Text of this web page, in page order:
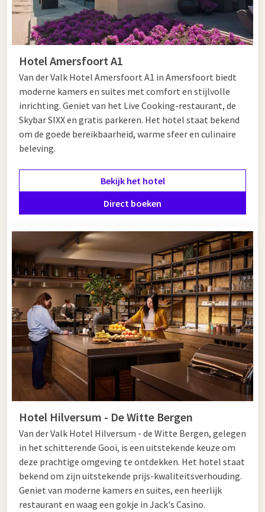
Hotel Amersfoort A1
Van der Valk Hotel Amersfoort A1 in Amersfoort biedt
moderne kamers en suites met comfort en stijlvolle
inrichting. Geniet van het Live Cooking-restaurant, de
Skybar SIXX en gratis parkeren. Het hotel staat bekend
om de goede bereikbaarheid, warme sfeer en culinaire
beleving.
Bekijk het hotel
Direct boeken
Hotel Hilversum - De Witte Bergen
Van der Valk Hotel Hilversum - de Witte Bergen, gelegen
in het schitterende Gooi, is een uitstekende keuze om
deze prachtige omgeving te ontdekken. Het hotel staat
bekend om zijn uitstekende prijs-kwaliteitsverhouding.
Geniet van moderne kamers en suites, een heerlijk
restaurant en waag een gokje in Jack's Casino.